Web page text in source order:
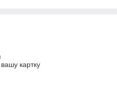
картку